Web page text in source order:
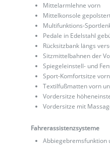
Mittelarmlehne vorn
Mittelkonsole
Multifunktions-
Pedale in Edelstahl
Rücksitzbank längs
Sitzmittelbahnen der
Spiegeleinstell- und
Sport-Komfortsitze vorn
Textilfußmatten vorn
Vordersitze
Vordersitze mit
Fahrerassistenzsysteme
Abbiegebremsfunktion